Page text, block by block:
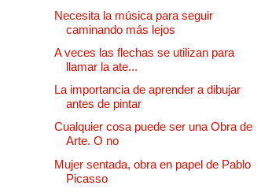
Necesita la música para seguir
caminando más lejos
A veces las flechas se utilizan para
llamar la ate...
La importancia de aprender a dibujar
antes de pintar
Cualquier cosa puede ser una Obra de
Arte. O no
Mujer sentada, obra en papel de Pablo
Picasso